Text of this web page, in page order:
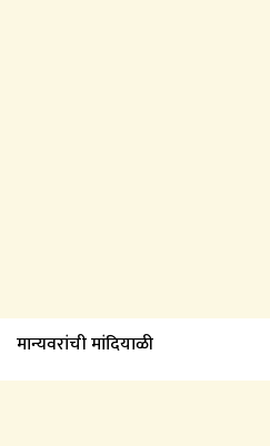
मान्यवरांची मांदियाळी